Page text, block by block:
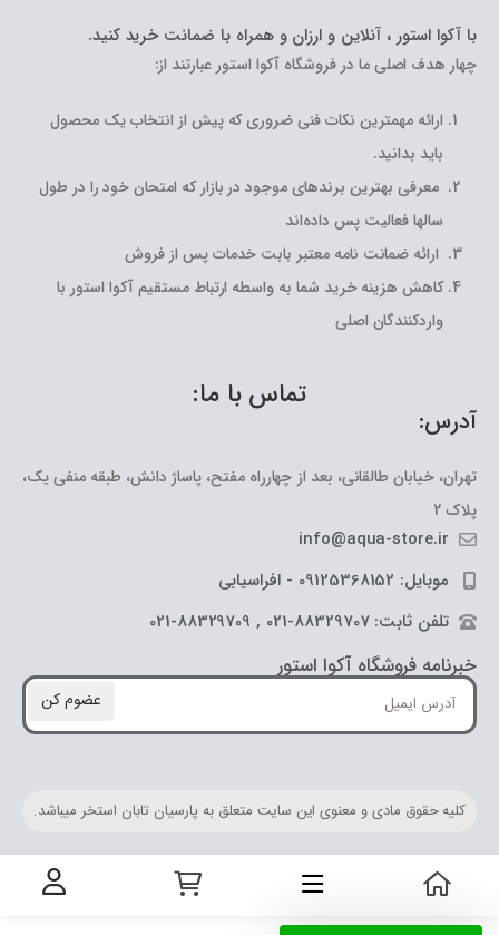
با آکوا استور ، آنلاین و ارزان و همراه با ضمانت خرید کنید.
چهار هدف اصلی ما در فروشگاه آکوا استور عبارتند از:
ارائه مهمترین نکات فنی ضروری که پیش از انتخاب یک محصول
باید بدانید.
معرفی بهترین برندهای موجود در بازار که امتحان خود را در طول
سالها فعالیت پس داده‌اند
ارائه ضمانت نامه معتبر بابت خدمات پس از فروش
کاهش هزینه خرید شما به واسطه ارتباط مستقیم آکوا استور با
واردکنندگان اصلی
تماس با ما:
آدرس:
تهران، خیابان طالقانی، بعد از چهارراه مفتح، پاساژ دانش، طبقه منفی یک،
پلاک 2
info@aqua-store.ir
موبایل: 09125368152 - افراسیابی
تلفن ثابت: 88329707-021 , 88329709-021
خبرنامه فروشگاه آکوا استور
عضوم کن
کلیه حقوق مادی و معنوی این سایت متعلق به پارسیان تابان استخر میباشد.